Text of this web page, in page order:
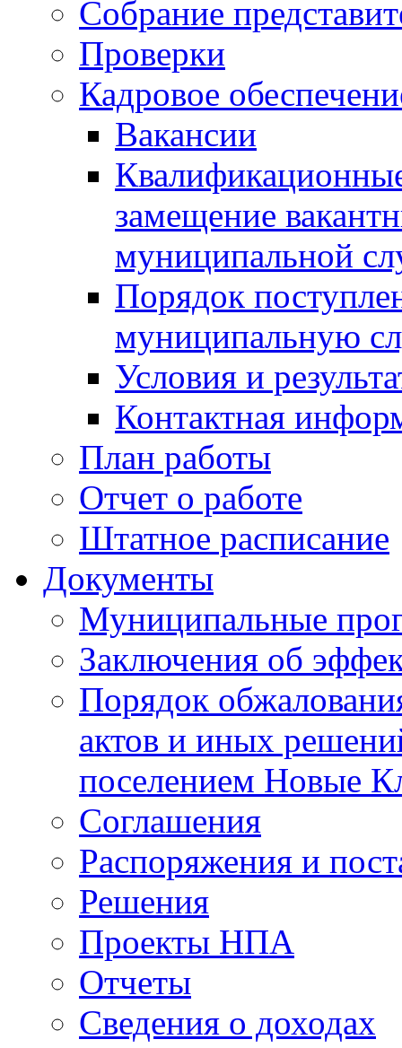
Собрание
Проверки
Кадровое
Вакансии
замещение
муниципальной
Порядок
муниципальную
Условия и
Контактная
План работы
Отчет о работе
Штатное расписание
Документы
Муниципальные
Заключения об
Порядок
актов и иных
поселением Новые
Соглашения
Распоряжения и
Решения
Проекты НПА
Отчеты
Сведения о доходах